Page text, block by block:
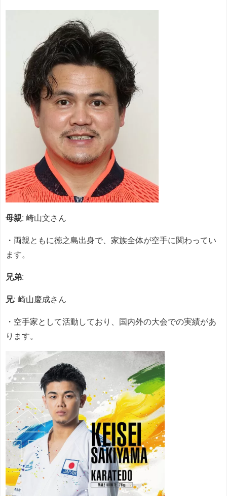
母親: 崎山文さん
・両親ともに徳之島出身で、家族全体が空手に関わってい
ます。
兄弟:
兄: 崎山慶成さん
・空手家として活動しており、国内外の大会での実績があ
ります。